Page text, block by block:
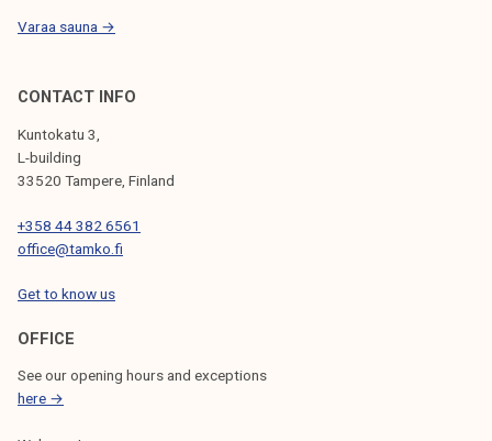
Varaa sauna →
CONTACT INFO
Kuntokatu 3,
L-building
33520 Tampere, Finland
+358 44 382 6561
office@tamko.fi
Get to know us
OFFICE
See our opening hours and exceptions
here →